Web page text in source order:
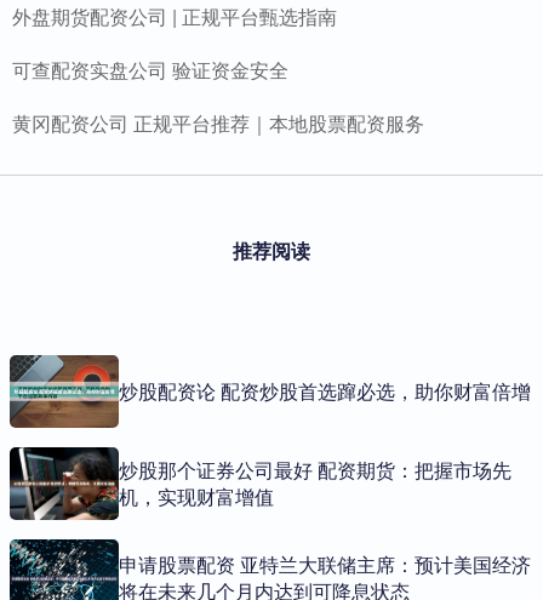
外盘期货配资公司 | 正规平台甄选指南
可查配资实盘公司 验证资金安全
黄冈配资公司 正规平台推荐｜本地股票配资服务
推荐阅读
炒股配资论 配资炒股首选蹿必选，助你财富倍增
炒股那个证券公司最好 配资期货：把握市场先
机，实现财富增值
申请股票配资 亚特兰大联储主席：预计美国经济
将在未来几个月内达到可降息状态